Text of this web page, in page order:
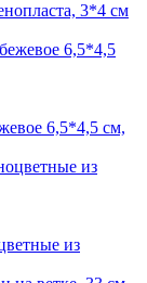
3*4 см
6,5*4,5 см,
из